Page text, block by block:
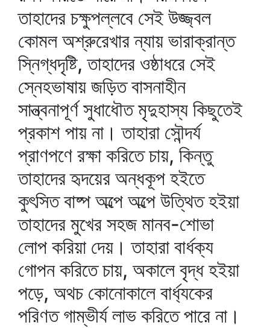
তাহাদের চক্ষুপল্লবে সেই উজ্জ্বল
কোমল অশ্রুরেখার ন্যায় ভারাক্রান্ত
স্নিগ্ধদৃষ্টি, তাহাদের ওষ্ঠাধরে সেই
স্নেহভাষায় জড়িত বাসনাহীন
সান্ত্বনাপূর্ণ সুধাধৌত মৃদুহাস্য কিছুতেই
প্রকাশ পায় না। তাহারা সৌন্দর্য
প্রাণপণে রক্ষা করিতে চায়, কিন্তু
তাহাদের হৃদয়ের অন্ধকূপ হইতে
কুৎসিত বাষ্প অল্পে অল্পে উত্থিত হইয়া
তাহাদের মুখের সহজ মানব-শোভা
লোপ করিয়া দেয়। তাহারা বার্ধক্য
গোপন করিতে চায়, অকালে বৃদ্ধ হইয়া
পড়ে, অথচ কোনোকালে বার্ধ্যকের
পরিণত গাম্ভীর্য লাভ করিতে পারে না।